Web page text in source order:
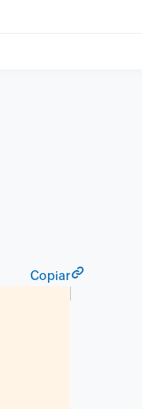
Copiar